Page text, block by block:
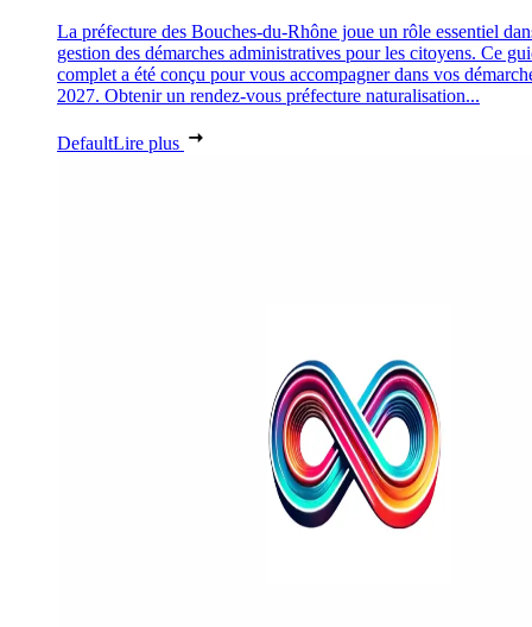
La préfecture des Bouches-du-Rhône joue un rôle essentiel
gestion des démarches administratives pour les citoyens. Ce
complet a été conçu pour vous accompagner dans vos
2027. Obtenir un rendez-vous préfecture naturalisation...
DefaultLire plus